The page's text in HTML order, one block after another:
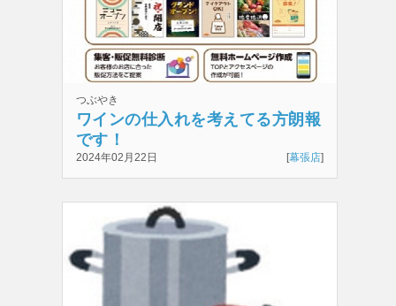
つぶやき
ワインの仕入れを考えてる方朗報
です！
2024年02月22日 [幕張店]